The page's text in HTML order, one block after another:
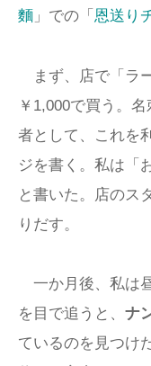
麵 」での「 恩送り
まず、店で「ラ
￥1,000で買う。
者として、これを
ジを書く。私は「
と書いた。店のス
りだす。
一か月後、私は
を目で追うと、 ナ
ているのを見つけ